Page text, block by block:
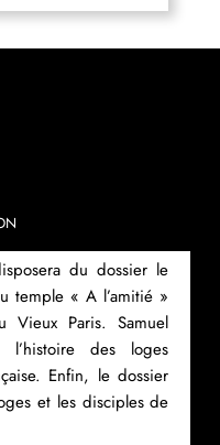
du dossier le
temple « A l’amitié »
Paris. Samuel
l’histoire des loges
Enfin, le dossier
et les disciples de